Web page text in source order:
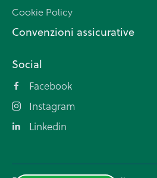
Cookie Policy
Convenzioni assicurative
Social
Facebook
Instagram
Linkedin